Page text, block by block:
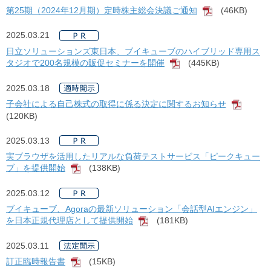
第25期（2024年12月期）定時株主総会決議ご通知
[PDF]
(46KB)
2025.03.21
日立ソリューションズ東日本、ブイキューブのハイブリッド専用ス
タジオで200名規模の販促セミナーを開催
[PDF]
(445KB)
2025.03.18
子会社による自己株式の取得に係る決定に関するお知らせ
(120KB)
2025.03.13
実ブラウザを活用したリアルな負荷テストサービス「ピークキュー
ブ」を提供開始
[PDF]
(138KB)
2025.03.12
ブイキューブ、Agoraの最新ソリューション「会話型AIエンジン」
を日本正規代理店として提供開始
[PDF]
(181KB)
2025.03.11
訂正臨時報告書
[PDF]
(15KB)